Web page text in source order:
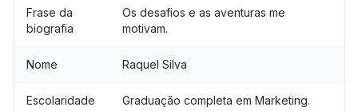
Frase da
biografia
Os desafios e as aventuras me
motivam.
Nome Raquel Silva
Escolaridade Graduação completa em Marketing.